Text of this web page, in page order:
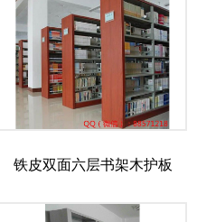
铁皮双面六层书架木护板